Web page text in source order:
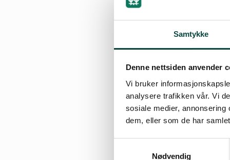
Samtykke
Denne nettsiden anvender
Vi bruker
analysere trafikken vår. Vi
sosiale medier,
dem, eller som de har
Nødvendig
Ureininga
Dei viktigaste
stoff. I dei
000 tonn rund
utslepp frå